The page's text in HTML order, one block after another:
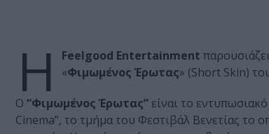
Η Feelgood Entertainment
«Φιμωμένος Έρωτας» (Short Skin)
Ο “Φιμωμένος Έρωτας” είναι το
Cinema”, το τμήμα του Φεστιβάλ Βενετίας το